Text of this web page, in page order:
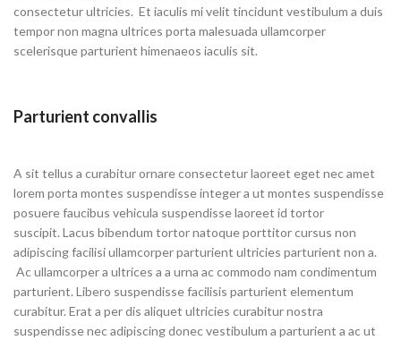
consectetur ultricies. Et iaculis mi velit tincidunt vestibulum a duis
tempor non magna ultrices porta malesuada ullamcorper
scelerisque parturient himenaeos iaculis sit.
Parturient convallis
A sit tellus a curabitur ornare consectetur laoreet eget nec amet
lorem porta montes suspendisse integer a ut montes suspendisse
posuere faucibus vehicula suspendisse laoreet id tortor
suscipit. Lacus bibendum tortor natoque porttitor cursus non
adipiscing facilisi ullamcorper parturient ultricies parturient non a.
Ac ullamcorper a ultrices a a urna ac commodo nam condimentum
parturient. Libero suspendisse facilisis parturient elementum
curabitur. Erat a per dis aliquet ultricies curabitur nostra
suspendisse nec adipiscing donec vestibulum a parturient a ac ut